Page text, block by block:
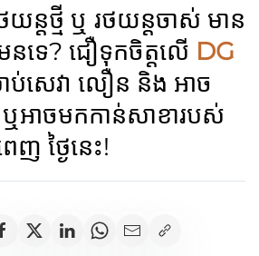
យន្តថ្មី ឬ រថយន្តចាស់ មាន
ទេ? ជឿទុកចិត្តលើ DG
ប់សេវា លឿន និង អាច
អាចមកកាន់សាខារបស់
ញ ថ្ងៃនេះ!